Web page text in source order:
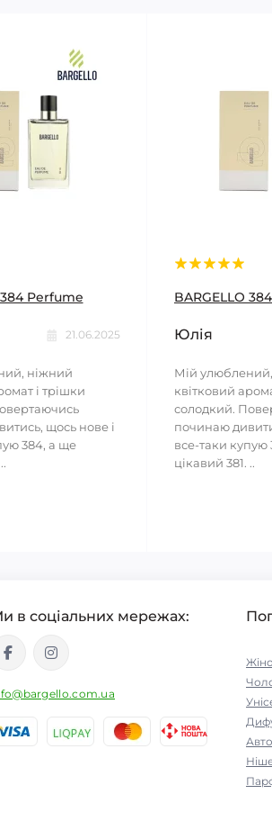
Perfume
21.06.2025
ніжний
і трішки
щось нове і
384, а ще
BARGELLO
Юлія
Мій
квітковий
солодкий.
починаю
все-таки купую
цікавий 381. ..
в соціальних мережах: